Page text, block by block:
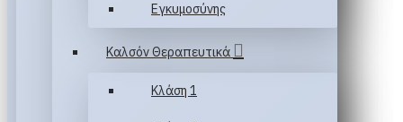
Εγκυμοσύνης
Καλσόν Θεραπευτικά
Κλάση 1